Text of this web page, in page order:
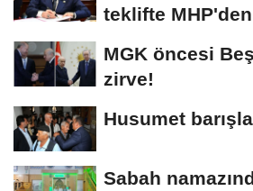
teklifte
MGK öncesi
zirve!
Husumet
Sabah